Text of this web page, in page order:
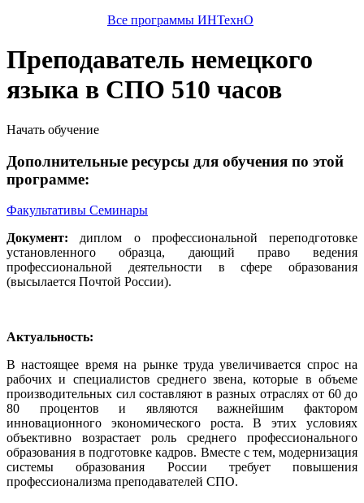
Все программы ИНТехнО
Преподаватель немецкого
языка в СПО 510 часов
Начать обучение
Дополнительные ресурсы для обучения по этой
программе:
Факультативы Семинары
Документ: диплом о профессиональной переподготовке
установленного образца, дающий право ведения
профессиональной деятельности в сфере образования
(высылается Почтой России).
Актуальность:
В настоящее время на рынке труда увеличивается спрос на
рабочих и специалистов среднего звена, которые в объеме
производительных сил составляют в разных отраслях от 60 до
80 процентов и являются важнейшим фактором
инновационного экономического роста. В этих условиях
объективно возрастает роль среднего профессионального
образования в подготовке кадров. Вместе с тем, модернизация
системы образования России требует повышения
профессионализма преподавателей СПО.